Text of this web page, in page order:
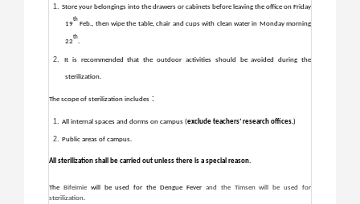
Store your belongings into the drawers or cabinets before leaving the office on Friday
19
th
Feb., then wipe the table, chair and cups with clean water in Monday morning
22
th
.
It is recommended that the outdoor activities should be avoided during the
sterilization.
The scope of sterilization includes ：
All internal spaces and dorms on campus (exclude teachers’ research offices.)
Public areas of campus.
All sterilization shall be carried out unless there is a special reason.
The Bifeimiewill be used for the Dengue Feverand the Timsen will be used for
sterilization.